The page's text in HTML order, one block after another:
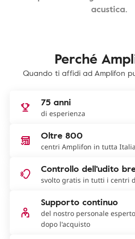
acustica.
Perché
Quando ti affidi ad Amplifon
75 anni
di esperienza
Oltre 800
centri Amplifon in tutta Italia
Controllo dell'udito
svolto gratis in tutti i centri
Supporto continuo
del nostro personale
dopo l'acquisto